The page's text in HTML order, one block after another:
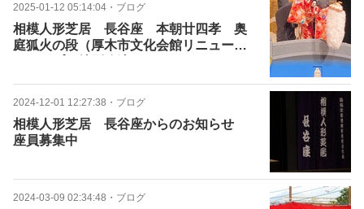
2025-01-12 05:14:04 ・ ブログ
相模人形芝居 長谷座 本朝廿四孝 奥
庭狐火の段（厚木市文化会館リニューア
2024-12-01 12:27:38 ・ ブログ
相模人形芝居 長谷座からのお知らせ
座員募集中
2024-03-09 02:34:48 ・ ブログ